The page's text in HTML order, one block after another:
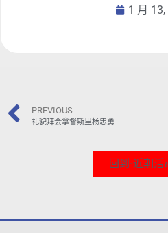
1 月
PREVIOUS
礼貌拜会拿督斯里杨忠勇
回到-近期活